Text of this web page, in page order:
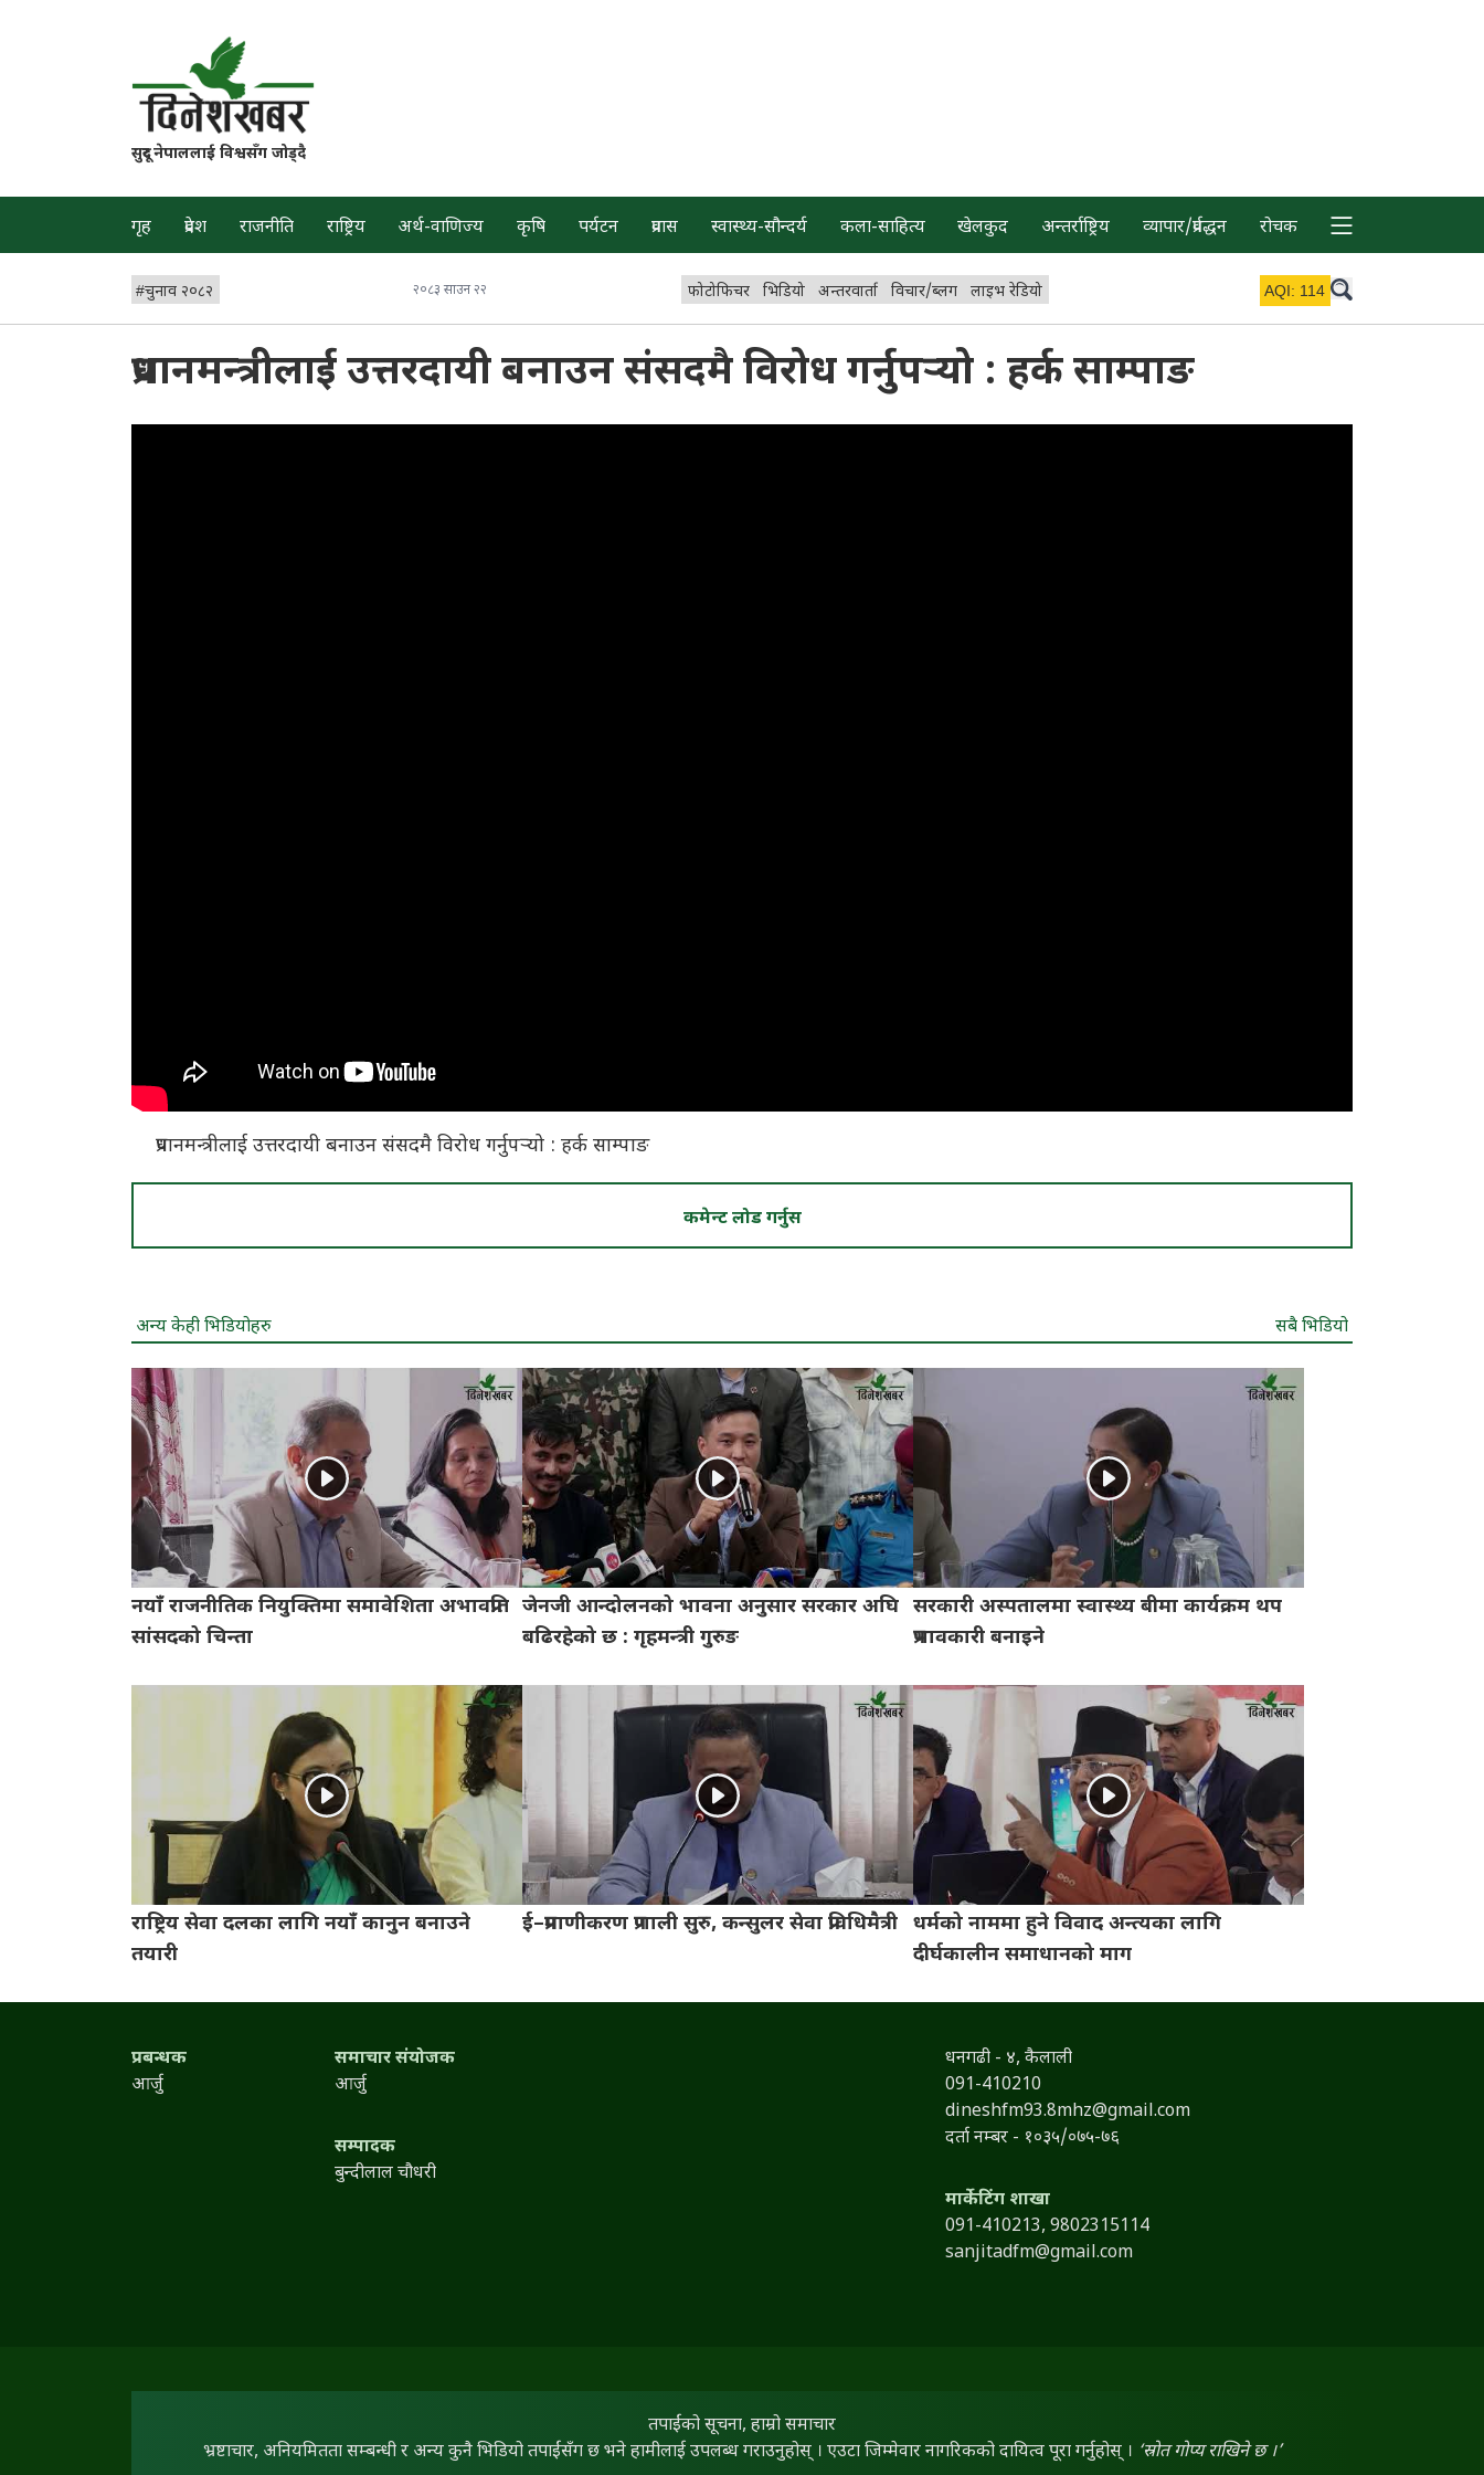
सुदूर नेपाललाई विश्वसँग जोड्दै
गृह प्रदेश राजनीति राष्ट्रिय अर्थ-वाणिज्य कृषि पर्यटन प्रवास स्वास्थ्य-सौन्दर्य कला-साहित्य खेलकुद अन्तर्राष्ट्रिय व्यापार/प्रर्वद्धन रोचक
#चुनाव २०८२ २०८३ साउन २२ फोटोफिचर भिडियो अन्तरवार्ता विचार/ब्लग लाइभ रेडियो AQI: 114
प्रधानमन्त्रीलाई उत्तरदायी बनाउन संसदमै विरोध गर्नुपर्‍यो : हर्क साम्पाङ
प्रधानमन्त्रीलाई उत्तरदायी बनाउन संसदमै विरोध गर्नुपर्‍यो : हर्क साम्पाङ
कमेन्ट लोड गर्नुस
अन्य केही भिडियोहरु सबै भिडियो
नयाँ राजनीतिक नियुक्तिमा समावेशिता अभावप्रति
सांसदको चिन्ता
जेनजी आन्दोलनको भावना अनुसार सरकार अघि
बढिरहेको छ : गृहमन्त्री गुरुङ
सरकारी अस्पतालमा स्वास्थ्य बीमा कार्यक्रम थप
प्रभावकारी बनाइने
राष्ट्रिय सेवा दलका लागि नयाँ कानुन बनाउने
तयारी
ई–प्रमाणीकरण प्रणाली सुरु, कन्सुलर सेवा प्रविधिमैत्री
धर्मको नाममा हुने विवाद अन्त्यका लागि
दीर्घकालीन समाधानको माग
प्रबन्धक
आर्जु
समाचार संयोजक
आर्जु
सम्पादक
बुन्दीलाल चौधरी
धनगढी - ४, कैलाली
091-410210
dineshfm93.8mhz@gmail.com
दर्ता नम्बर - १०३५/०७५-७६
मार्केटिंग शाखा
091-410213,9802315114
sanjitadfm@gmail.com
तपाईंको सूचना, हाम्रो समाचार
भ्रष्टाचार, अनियमितता सम्बन्धी र अन्य कुनै भिडियो तपाईंसँग छ भने हामीलाई उपलब्ध गराउनुहोस् । एउटा जिम्मेवार नागरिकको दायित्व पूरा गर्नुहोस् । ‘स्रोत गोप्य राखिने छ ।’